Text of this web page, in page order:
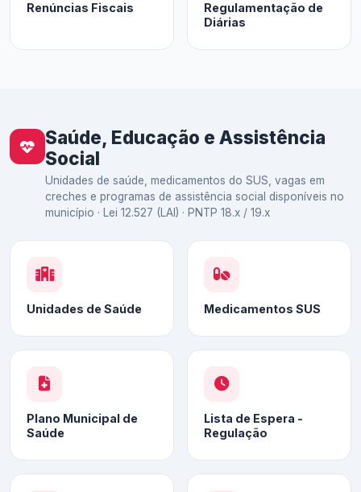
Renúncias Fiscais
Regulamentação de
Diárias
Saúde, Educação e Assistência
Social
Unidades de saúde, medicamentos do SUS, vagas em
creches e programas de assistência social disponíveis no
município · Lei 12.527 (LAI) · PNTP 18.x / 19.x
Unidades de Saúde Medicamentos SUS
Plano Municipal de
Saúde
Lista de Espera -
Regulação